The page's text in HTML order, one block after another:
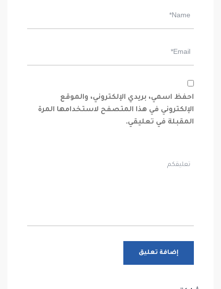
احفظ اسمي، بريدي الإلكتروني، والموقع
الإلكتروني في هذا المتصفح لاستخدامها المرة
المقبلة في تعليقي.